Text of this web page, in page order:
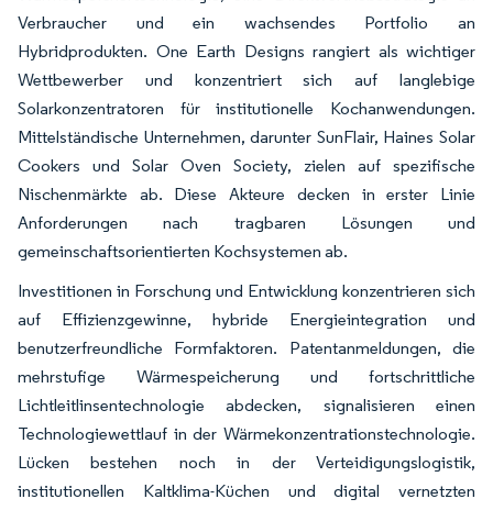
Verbraucher und ein wachsendes Portfolio an
Hybridprodukten. One Earth Designs rangiert als wichtiger
Wettbewerber und konzentriert sich auf langlebige
Solarkonzentratoren für institutionelle Kochanwendungen.
Mittelständische Unternehmen, darunter SunFlair, Haines Solar
Cookers und Solar Oven Society, zielen auf spezifische
Nischenmärkte ab. Diese Akteure decken in erster Linie
Anforderungen nach tragbaren Lösungen und
gemeinschaftsorientierten Kochsystemen ab.
Investitionen in Forschung und Entwicklung konzentrieren sich
auf Effizienzgewinne, hybride Energieintegration und
benutzerfreundliche Formfaktoren. Patentanmeldungen, die
mehrstufige Wärmespeicherung und fortschrittliche
Lichtleitlinsentechnologie abdecken, signalisieren einen
Technologiewettlauf in der Wärmekonzentrationstechnologie.
Lücken bestehen noch in der Verteidigungslogistik,
institutionellen Kaltklima-Küchen und digital vernetzten